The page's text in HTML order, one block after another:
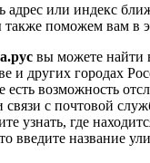
адрес или индекс
поможем вам в
вы можете найти
и других городах
есть возможность
связи с почтовой
узнать, где
введите название